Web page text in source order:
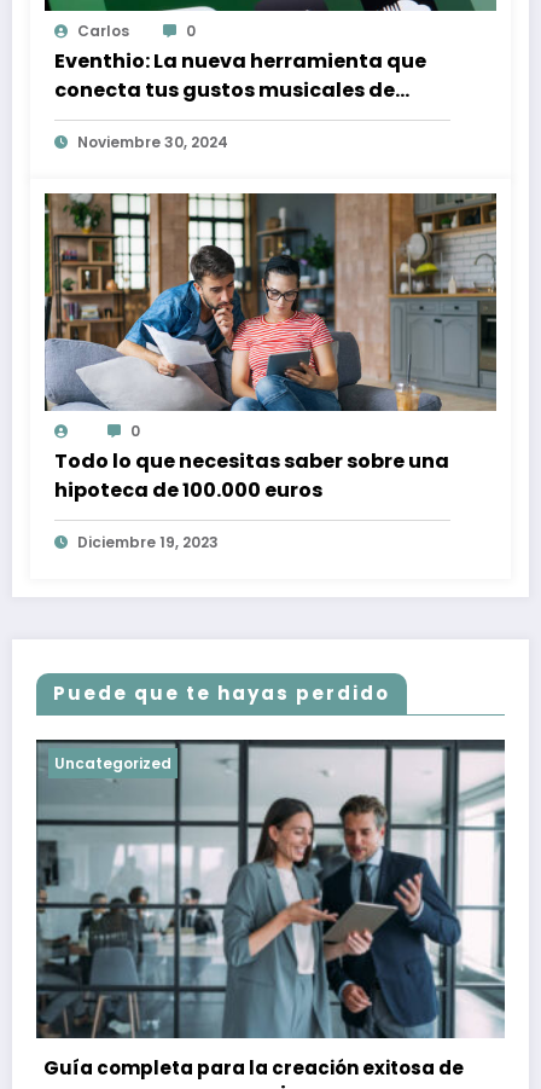
Carlos 0
Eventhio: La nueva herramienta que
conecta tus gustos musicales de
Spotify con conciertos en tu zona
Noviembre 30, 2024
0
Todo lo que necesitas saber sobre una
hipoteca de 100.000 euros
Diciembre 19, 2023
Puede que te hayas perdido
Uncategorized
Guía completa para la creación exitosa de